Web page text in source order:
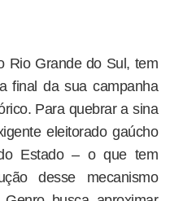
Rio Grande do Sul, tem
final da sua campanha
Para quebrar a sina
eleitorado gaúcho
Estado – o que tem
desse mecanismo